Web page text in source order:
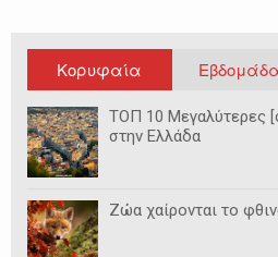
Κορυφαία
ΤΟΠ 10 Μεγαλύτερες
στην Ελλάδα
Ζώα χαίρονται το